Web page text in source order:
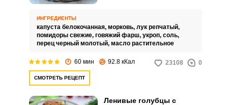
отнимает приличное количество
времени.
ИНГРЕДИЕНТЫ
капуста белокочанная, морковь, лук репчатый,
помидоры свежие, говяжий фарш, укроп, соль,
перец черный молотый, масло растительное
60 мин 92.8 кКал 23108 0
СМОТРЕТЬ РЕЦЕПТ
Ленивые голубцы с